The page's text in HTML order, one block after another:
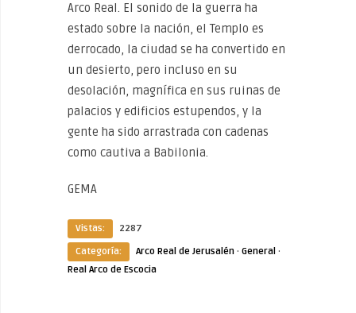
Arco Real. El sonido de la guerra ha
estado sobre la nación, el Templo es
derrocado, la ciudad se ha convertido en
un desierto, pero incluso en su
desolación, magnífica en sus ruinas de
palacios y edificios estupendos, y la
gente ha sido arrastrada con cadenas
como cautiva a Babilonia.
GEMA
Vistas:
2287
Categoría:
Arco Real de Jerusalén · General ·
Real Arco de Escocia